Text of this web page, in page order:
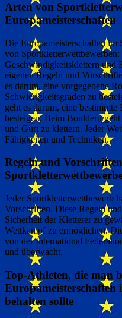
Arten von
Europameisterschaften
Die Europameisterschaften im
von
Geschwindigkeitsklettern und
eigenen Regeln und
es darum, eine vorgegebene
Schwierigkeitsgraden zu
geht es darum, eine
besteigen. Beim Bouldern
und Gurt zu klettern. Jeder
Fähigkeiten und Techniken.
Regeln und
Jeder Sportkletterwettbewerb
Vorschriften. Diese Regeln
Sicherheit der Kletterer zu
Wettkampf zu ermöglichen.
von der International
und überwacht.
Top-Athleten, die man
behalten sollte